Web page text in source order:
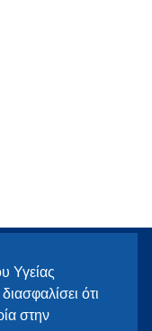
Υγείας
ότι
στην